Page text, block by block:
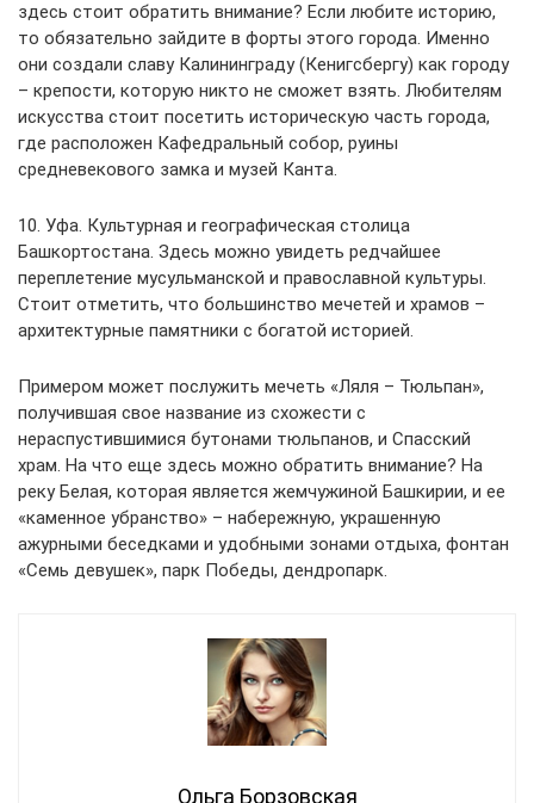
здесь стоит обратить внимание? Если любите историю,
то обязательно зайдите в форты этого города. Именно
они создали славу Калининграду (Кенигсбергу) как городу
– крепости, которую никто не сможет взять. Любителям
искусства стоит посетить историческую часть города,
где расположен Кафедральный собор, руины
средневекового замка и музей Канта.
10. Уфа. Культурная и географическая столица
Башкортостана. Здесь можно увидеть редчайшее
переплетение мусульманской и православной культуры.
Стоит отметить, что большинство мечетей и храмов –
архитектурные памятники с богатой историей.
Примером может послужить мечеть «Ляля – Тюльпан»,
получившая свое название из схожести с
нераспустившимися бутонами тюльпанов, и Спасский
храм. На что еще здесь можно обратить внимание? На
реку Белая, которая является жемчужиной Башкирии, и ее
«каменное убранство» – набережную, украшенную
ажурными беседками и удобными зонами отдыха, фонтан
«Семь девушек», парк Победы, дендропарк.
Ольга Борзовская